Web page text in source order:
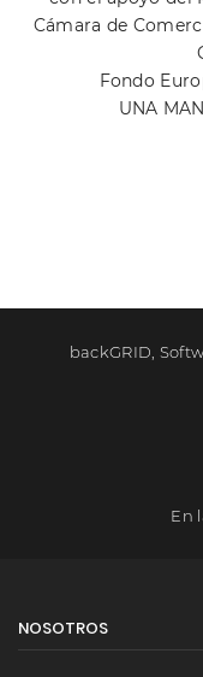
backGRID,
En
NOSOTROS